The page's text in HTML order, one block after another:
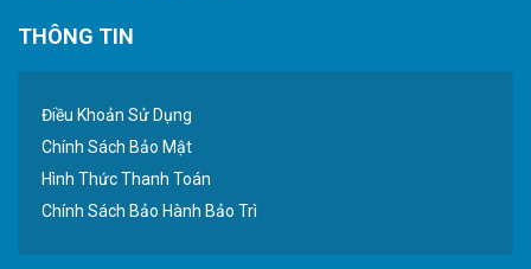
THÔNG TIN
Điều Khoản Sử Dụng
Chính Sách Bảo Mật
Hình Thức Thanh Toán
Chính Sách Bảo Hành Bảo Trì